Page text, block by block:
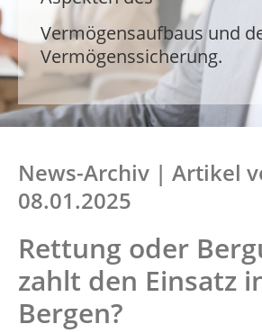
Vermögensaufbaus und
Vermögenssicherung.
Vermögensaufbaus und
Vermögenssicherung.
Vermögensaufbaus und
Vermögenssicherung.
News-Archiv | Artikel
08.01.2025
Rettung oder
zahlt den Einsatz
Bergen?